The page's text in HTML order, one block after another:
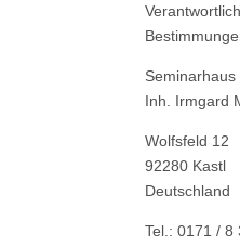
Seminarhaus
Inh. Irmgard
Wolfsfeld 12
92280 Kastl
Deutschland
Tel.: 0171 / 8